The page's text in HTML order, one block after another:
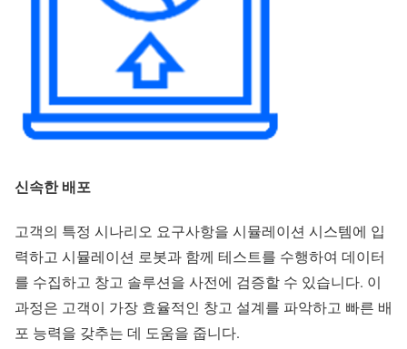
신속한 배포
고객의 특정 시나리오 요구사항을 시뮬레이션 시스템에 입
력하고 시뮬레이션 로봇과 함께 테스트를 수행하여 데이터
를 수집하고 창고 솔루션을 사전에 검증할 수 있습니다. 이
과정은 고객이 가장 효율적인 창고 설계를 파악하고 빠른 배
포 능력을 갖추는 데 도움을 줍니다.